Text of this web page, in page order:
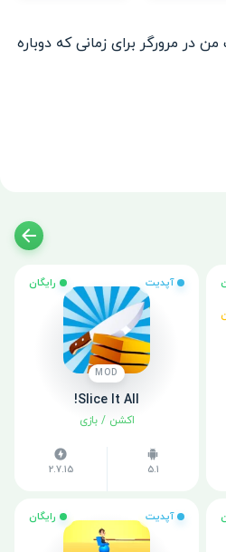
در مرورگر برای زمانی که دوباره
آپدیت رایگان
MOD
Slice It All!
اکشن /بازی
5.1
2.7.15
آپدیت رایگان